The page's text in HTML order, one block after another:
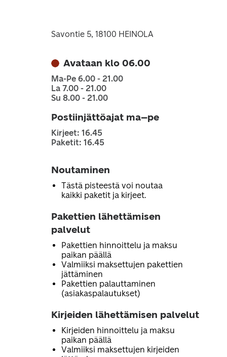
Savontie 5, 18100 HEINOLA
Avataan klo 06.00
Ma-Pe 6.00 - 21.00
La 7.00 - 21.00
Su 8.00 - 21.00
Postiinjättöajat ma–pe
Kirjeet: 16.45
Paketit: 16.45
Noutaminen
Tästä pisteestä voi noutaa
kaikki paketit ja kirjeet.
Pakettien lähettämisen
palvelut
Pakettien hinnoittelu ja maksu
paikan päällä
Valmiiksi maksettujen pakettien
jättäminen
Pakettien palauttaminen
(asiakaspalautukset)
Kirjeiden lähettämisen palvelut
Kirjeiden hinnoittelu ja maksu
paikan päällä
Valmiiksi maksettujen kirjeiden